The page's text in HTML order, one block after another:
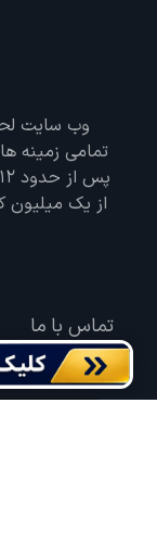
وب سایت
از یک میلیون
تماس با ما